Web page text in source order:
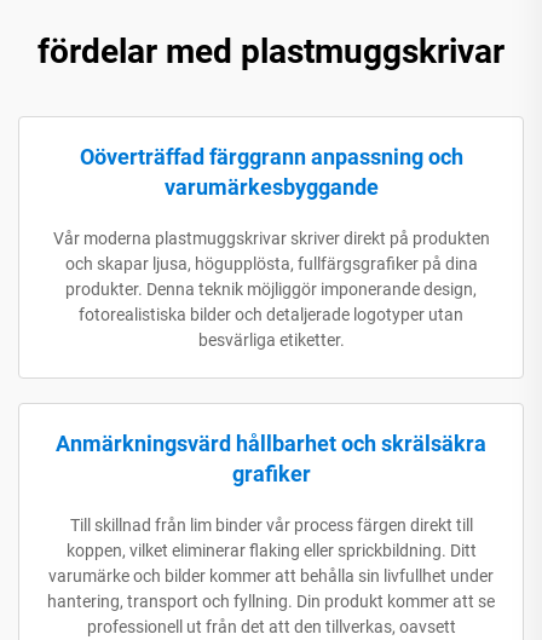
fördelar med plastmuggskrivar
Oöverträffad färggrann anpassning och
varumärkesbyggande
Vår moderna plastmuggskrivar skriver direkt på produkten
och skapar ljusa, högupplösta, fullfärgsgrafiker på dina
produkter. Denna teknik möjliggör imponerande design,
fotorealistiska bilder och detaljerade logotyper utan
besvärliga etiketter.
Anmärkningsvärd hållbarhet och skrälsäkra
grafiker
Till skillnad från lim binder vår process färgen direkt till
koppen, vilket eliminerar flaking eller sprickbildning. Ditt
varumärke och bilder kommer att behålla sin livfullhet under
hantering, transport och fyllning. Din produkt kommer att se
professionell ut från det att den tillverkas, oavsett